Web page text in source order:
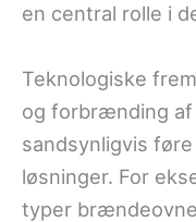
en central rolle i
Teknologiske
og forbrænding
sandsynligvis
løsninger. For
typer